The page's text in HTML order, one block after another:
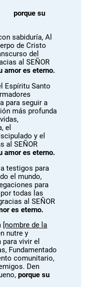
porque su
sabiduría, Al
de Cristo
del
al SEÑOR
es eterno.
Espíritu Santo
para seguir a
más profunda
el
y el
al SEÑOR
es eterno.
testigos para
el mundo,
para
todas las
al SEÑOR
es eterno.
[nombre de la
nutre y
vivir el
Fundamentado
comunitario,
Den
porque su